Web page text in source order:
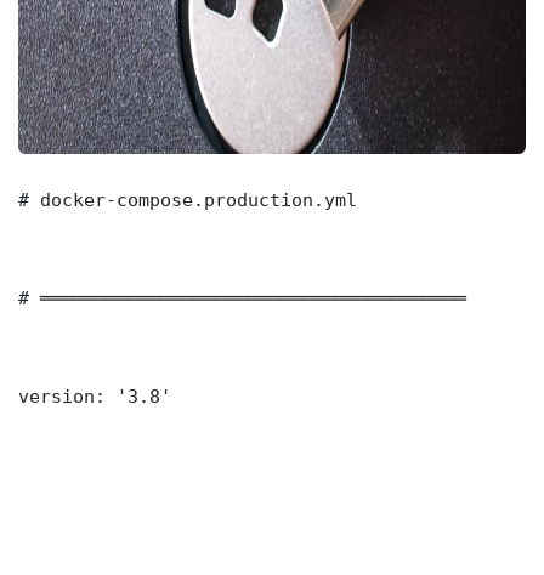
# docker-compose.production.yml
# ═══════════════════════════════════════
version: '3.8'